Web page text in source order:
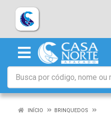
INÍCIO
BRINQUEDOS